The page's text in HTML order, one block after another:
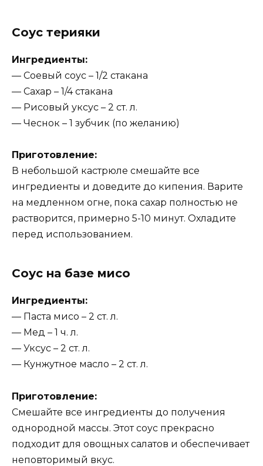
Соус терияки
Ингредиенты:
— Соевый соус – 1/2 стакана
— Сахар – 1/4 стакана
— Рисовый уксус – 2 ст. л.
— Чеснок – 1 зубчик (по желанию)
Приготовление:
В небольшой кастрюле смешайте все
ингредиенты и доведите до кипения. Варите
на медленном огне, пока сахар полностью не
растворится, примерно 5-10 минут. Охладите
перед использованием.
Соус на базе мисо
Ингредиенты:
— Паста мисо – 2 ст. л.
— Мед – 1 ч. л.
— Уксус – 2 ст. л.
— Кунжутное масло – 2 ст. л.
Приготовление:
Смешайте все ингредиенты до получения
однородной массы. Этот соус прекрасно
подходит для овощных салатов и обеспечивает
неповторимый вкус.